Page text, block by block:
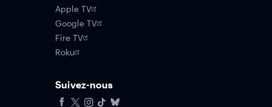
Apple TV
Google TV
Fire TV
Roku
Suivez-nous